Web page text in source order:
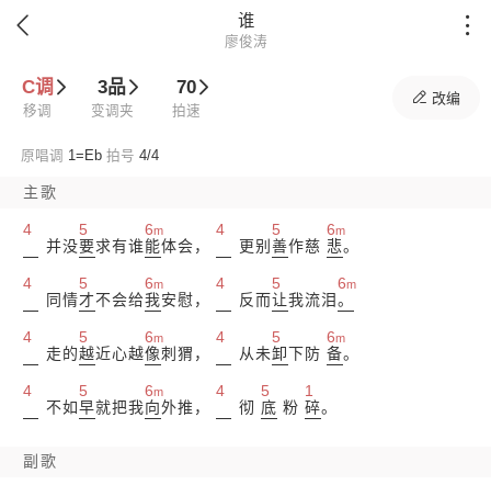
 谁
廖俊涛

C调
移调
3品
变调夹
70
拍速
 改编
原唱调 1= Eb 拍号 4/4
主歌
4
并没
5
要求有谁
6m
能体会，
4
更别
5
善作慈
6m
悲。
4
同情
5
才不会给
6m
我安慰，
4
反而
5
让我流泪
6m
。
4
走的
5
越近心越
6m
像刺猬，
4
从未
5
卸下防
6m
备。
4
不如
5
早就把我
6m
向外推，
4
彻
5
底 粉
1
碎。
副歌